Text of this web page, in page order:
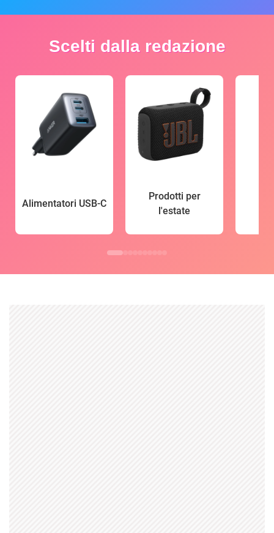
Scelti dalla redazione
Alimentatori USB-C
Prodotti per
l'estate